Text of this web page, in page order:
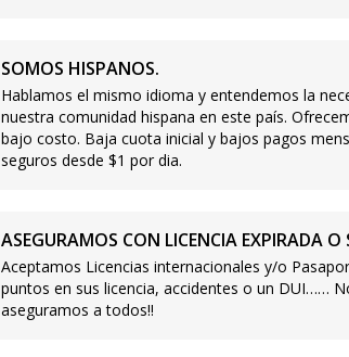
SOMOS HISPANOS.
Hablamos el mismo idioma y entendemos la
nuestra comunidad hispana en este país.
bajo costo. Baja cuota inicial y bajos pagos
seguros desde $1 por dia.
ASEGURAMOS CON LICENCIA EXPIRADA O
Aceptamos Licencias internacionales y/o
puntos en sus licencia, accidentes o un DUI……
aseguramos a todos!!